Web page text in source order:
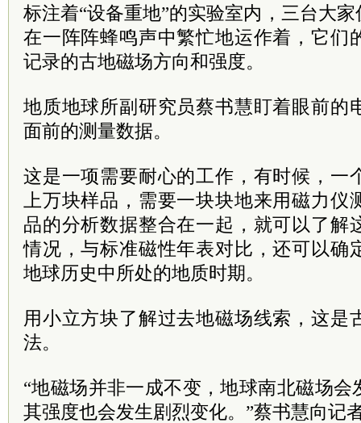
标注着“设备重地”的实验室内，三台大
在一阵阵蜂鸣声中繁忙地运作着，它们
记录的古地磁场方向和强度。
地质地球所副研究员蔡书慧盯着眼前的
面前的测量数据。
这是一项需要耐心的工作，有时候，一
上万块样品，需要一块块地来用磁力仪
品的分析数据整合在一起，就可以了解
情况，与标准磁性年表对比，还可以确
地球历史中所处的地质时期。
用小立方块了解过去地磁场线索，这是
法。
“地磁场并非一成不变，地球南北磁场
其强度也会发生剧烈变化。”蔡书慧向记